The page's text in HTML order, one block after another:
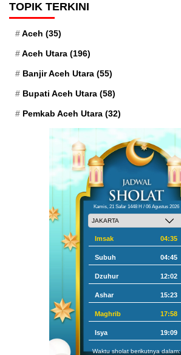
TOPIK TERKINI
Aceh (35)
Aceh Utara (196)
Banjir Aceh Utara (55)
Bupati Aceh Utara (58)
Pemkab Aceh Utara (32)
Kamis, 21 Safar 1448 H / 06 Agustus 2026
Imsak 04:35
Subuh 04:45
Dzuhur 12:02
Ashar 15:23
Maghrib 17:58
Isya 19:09
Waktu sholat berikutnya dalam: